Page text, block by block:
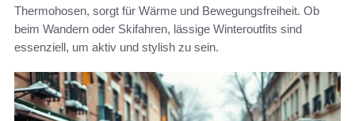
Thermohosen, sorgt für Wärme und Bewegungsfreiheit. Ob
beim Wandern oder Skifahren, lässige Winteroutfits sind
essenziell, um aktiv und stylish zu sein.